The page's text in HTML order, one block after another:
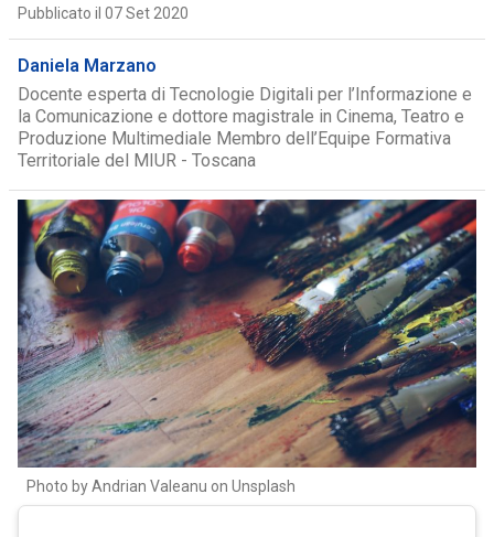
Pubblicato il 07 Set 2020
Daniela Marzano
Docente esperta di Tecnologie Digitali per l’Informazione e
la Comunicazione e dottore magistrale in Cinema, Teatro e
Produzione Multimediale Membro dell’Equipe Formativa
Territoriale del MIUR - Toscana
Photo by Andrian Valeanu on Unsplash